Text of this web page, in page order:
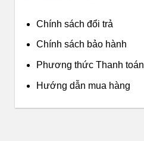
Chính sách đổi trả
Chính sách bảo hành
Phương thức Thanh toán
Hướng dẫn mua hàng